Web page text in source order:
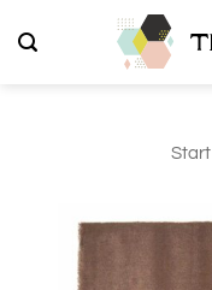
Inhalt
Start